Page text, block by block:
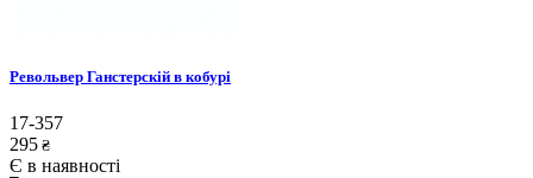
Револьвер Ганстерскій в кобурі
17-357
295 ₴
Є в наявності